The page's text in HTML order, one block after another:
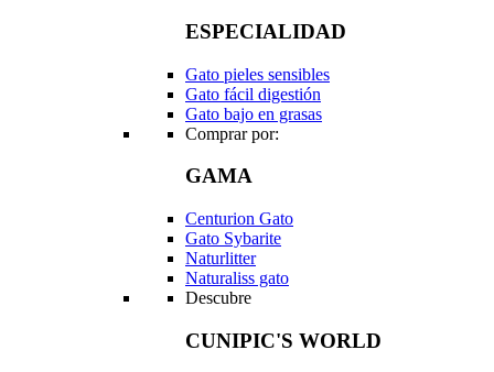
ESPECIALIDAD
Gato pieles sensibles
Gato fácil digestión
Gato bajo en grasas
Comprar por:
GAMA
Centurion Gato
Gato Sybarite
Naturlitter
Naturaliss gato
Descubre
CUNIPIC'S WORLD